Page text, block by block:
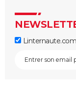
Linternaute.com